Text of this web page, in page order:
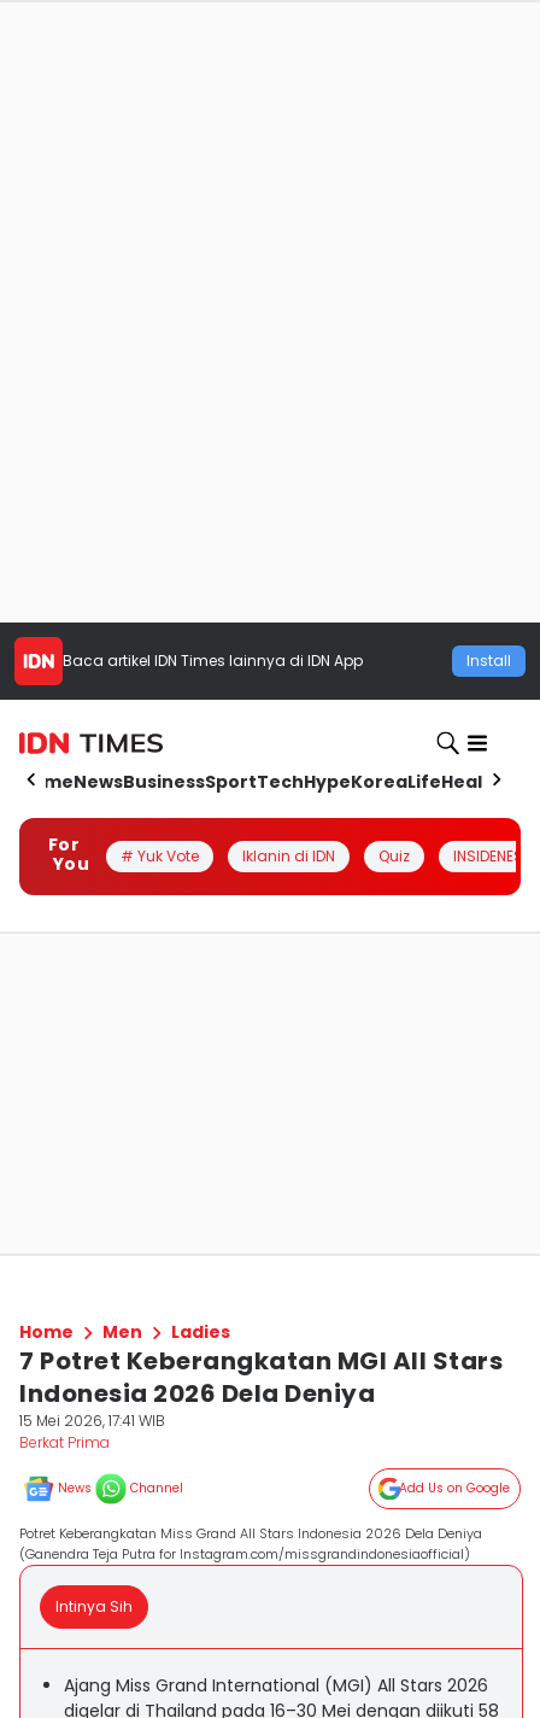
Baca artikel IDN Times lainnya di IDN App Install
HomeNewsBusinessSportTechHypeKoreaLifeHealth
For
You
# Yuk Vote Iklanin di IDN Quiz INSIDENESIA
Home Men Ladies
7 Potret Keberangkatan MGI All Stars
Indonesia 2026 Dela Deniya
15 Mei 2026, 17:41 WIB
Berkat Prima
News Channel Add Us on Google
Potret Keberangkatan Miss Grand All Stars Indonesia 2026 Dela Deniya
(Ganendra Teja Putra for Instagram.com/missgrandindonesiaofficial)
Intinya Sih
Ajang Miss Grand International (MGI) All Stars 2026
digelar di Thailand pada 16–30 Mei dengan diikuti 58